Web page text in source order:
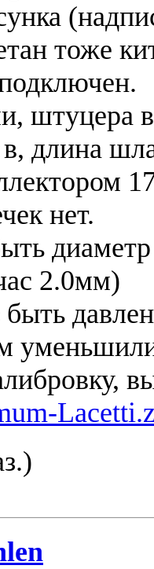
тоже
штуцера
в, длина
нет.
2.0мм)